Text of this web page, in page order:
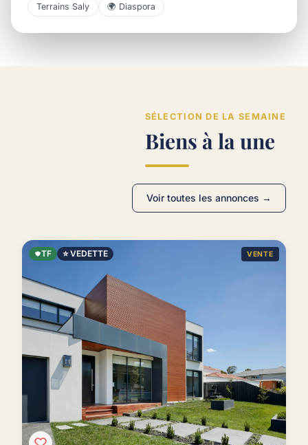
Terrains Saly
🌍 Diaspora
SÉLECTION DE LA SEMAINE
Biens à la une
Voir toutes les annonces →
TF ⭐ VEDETTE VENTE